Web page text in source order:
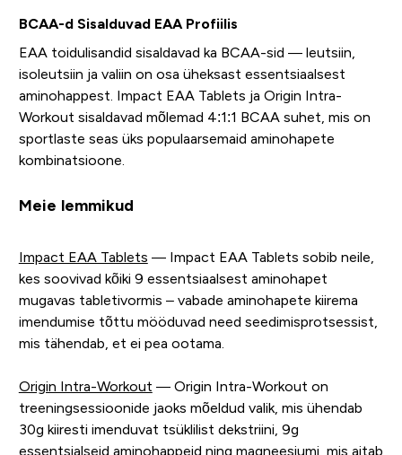
BCAA-d Sisalduvad EAA Profiilis
EAA toidulisandid sisaldavad ka BCAA-sid — leutsiin,
isoleutsiin ja valiin on osa üheksast essentsiaalsest
aminohappest. Impact EAA Tablets ja Origin Intra-
Workout sisaldavad mõlemad 4:1:1 BCAA suhet, mis on
sportlaste seas üks populaarsemaid aminohapete
kombinatsioone.
Meie lemmikud
Impact EAA Tablets — Impact EAA Tablets sobib neile,
kes soovivad kõiki 9 essentsiaalsest aminohapet
mugavas tabletivormis – vabade aminohapete kiirema
imendumise tõttu mööduvad need seedimisprotsessist,
mis tähendab, et ei pea ootama.
Origin Intra-Workout — Origin Intra-Workout on
treeningsessioonide jaoks mõeldud valik, mis ühendab
30g kiiresti imenduvat tsüklilist dekstriini, 9g
essentsialseid aminohappeid ning magneesiumi, mis aitab